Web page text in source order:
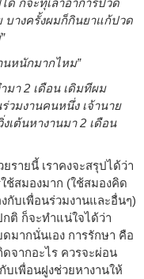
บางครั้งผมก็กินยาแก้ปวด
หนักมากไหม”
มา 2 เดือน เดิมทีผม
วมงานคนหนึ่ง เจ้านาย
เต้นหางานมา 2 เดือน
รายนี้ เราคงจะสรุปได้ว่า
ช้สมองมาก (ใช้สมองคิด
กับเพื่อนร่วมงานและอื่นๆ)
ติ ก็จะทำแน่ใจได้ว่า
มากนั่นเอง การรักษา คือ
จากอะไร ควรจะผ่อน
บเพื่อนฝูงช่วยหางานให้